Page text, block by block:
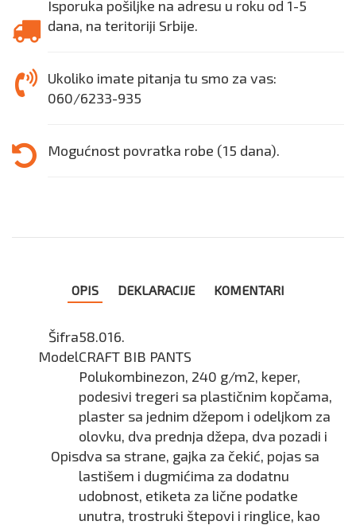
Isporuka pošiljke na adresu u roku od 1-5
dana, na teritoriji Srbije.
Ukoliko imate pitanja tu smo za vas:
060/6233-935
Mogućnost povratka robe (15 dana).
OPIS DEKLARACIJE KOMENTARI
Šifra58.016.
ModelCRAFT BIB PANTS
Opis
Polukombinezon, 240 g/m2, keper,
podesivi tregeri sa plastičnim kopčama,
plaster sa jednim džepom i odeljkom za
olovku, dva prednja džepa, dva pozadi i
dva sa strane, gajka za čekić, pojas sa
lastišem i dugmićima za dodatnu
udobnost, etiketa za lične podatke
unutra, trostruki štepovi i ringlice, kao